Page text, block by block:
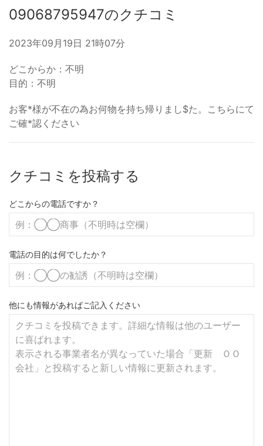
09068795947のクチコミ
2023年09月19日 21時07分
どこからか：不明
目的：不明
お客*様が不在の為お何物を持ち帰りまし$た。こちらにて
ご確*認ください
クチコミを投稿する
どこからの電話ですか？
電話の目的は何でしたか？
他にも情報があればご記入ください